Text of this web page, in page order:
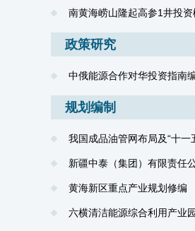
南黄海崂山隆起高参1井投资
政策研究
中俄能源合作对华投资指南
规划编制
我国成品油管网布局及“十一
新疆中泰（集团）有限责任
黄海新区重点产业规划修编
六横清洁能源综合利用产业